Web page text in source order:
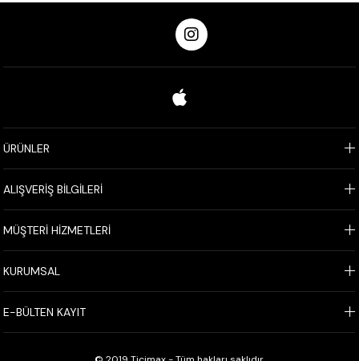
ÜRÜNLER
ALIŞVERİŞ BİLGİLERİ
MÜŞTERİ HİZMETLERİ
KURUMSAL
E-BÜLTEN KAYIT